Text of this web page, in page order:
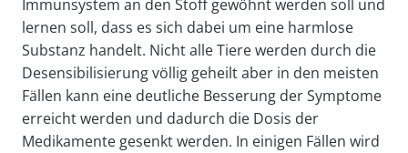
Immunsystem an den Stoff gewöhnt werden soll und
lernen soll, dass es sich dabei um eine harmlose
Substanz handelt. Nicht alle Tiere werden durch die
Desensibilisierung völlig geheilt aber in den meisten
Fällen kann eine deutliche Besserung der Symptome
erreicht werden und dadurch die Dosis der
Medikamente gesenkt werden. In einigen Fällen wird